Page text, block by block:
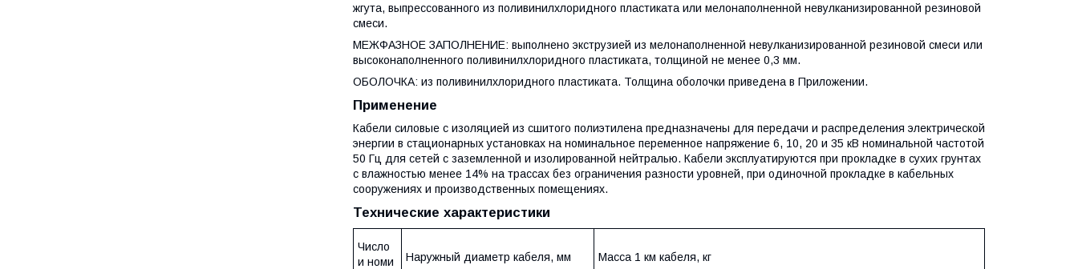
жгута, выпрессованного из поливинилхлоридного пластиката или мелонаполненной невулканизированной резиновой
смеси.
МЕЖФАЗНОЕ ЗАПОЛНЕНИЕ: выполнено экструзией из мелонаполненной невулканизированной резиновой смеси или
высоконаполненного поливинилхлоридного пластиката, толщиной не менее 0,3 мм.
ОБОЛОЧКА: из поливинилхлоридного пластиката. Толщина оболочки приведена в Приложении.
Применение
Кабели силовые с изоляцией из сшитого полиэтилена предназначены для передачи и распределения электрической
энергии в стационарных установках на номинальное переменное напряжение 6, 10, 20 и 35 кВ номинальной частотой
50 Гц для сетей с заземленной и изолированной нейтралью. Кабели эксплуатируются при прокладке в сухих грунтах
с влажностью менее 14% на трассах без ограничения разности уровней, при одиночной прокладке в кабельных
сооружениях и производственных помещениях.
Технические характеристики
Число
и номи
Наружный диаметр кабеля, мм Масса 1 км кабеля, кг